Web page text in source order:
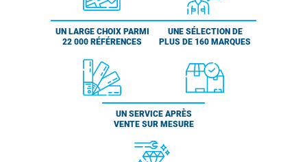
UN LARGE CHOIX PARMI
22 000 RÉFÉRENCES
UNE SÉLECTION DE
PLUS DE 160 MARQUES
UN SERVICE APRÈS
VENTE SUR MESURE